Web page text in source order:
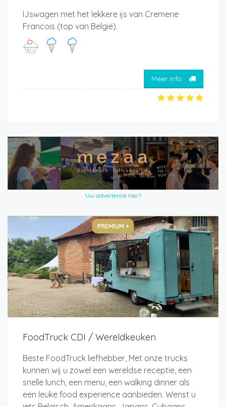
IJswagen met het lekkere ijs van Cremerie
Francois (top van België).
Meer info
Uw advertentie hier?
PREMIUM +
FoodTruck CDI / Wereldkeuken
Beste FoodTruck liefhebber, Met onze trucks
kunnen wij u zowel een wereldse receptie, een
snelle lunch, een menu, een walking dinner als
een leuke food experience aanbieden. Wenst u